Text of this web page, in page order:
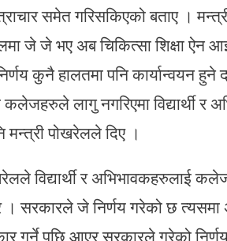
समेत गरिसकिएको बताए ।
जे जे भए अब चिकित्सा शिक्षा
कुनै हालतमा पनि कार्यान्वयन
लागु नगरिएमा विद्यार्थी र
मन्त्री पोखरेलले दिए ।
विद्यार्थी र अभिभावकहरुलाई
। सरकारले जे निर्णय गरेको छ